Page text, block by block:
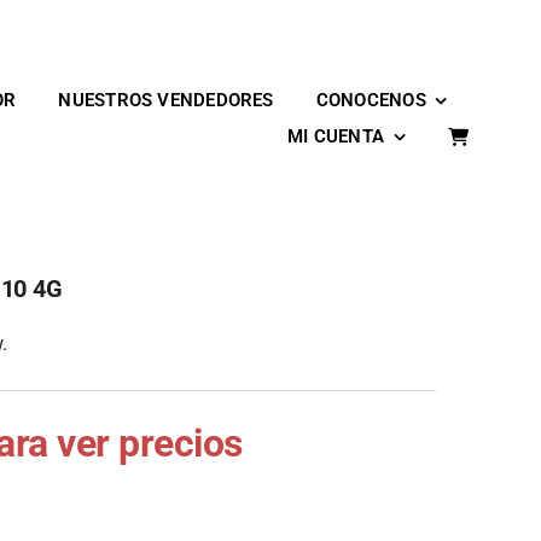
NUESTROS VENDEDORES
CONOCENOS
MI CUENTA
4G
ver precios